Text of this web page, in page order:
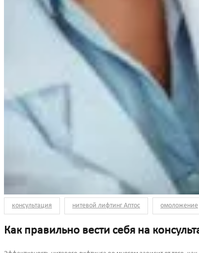
консультация нитевой лифтинг Аптос омоложение
Как правильно вести себя на